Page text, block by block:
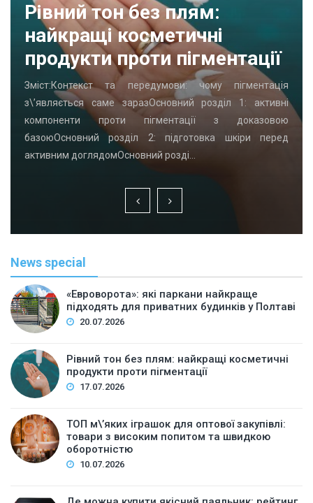
Рівний тон без плям:
найкращі косметичні
продукти проти пігментації
Зміст:Контекст та передумови: чому пігментація
з\’являється саме заразОсновний розділ 1: активні
компоненти проти пігментації з доказовою
базоюОсновний розділ 2: підготовка шкіри перед
активним доглядомОсновний розді…
News special
«Евроворота»: які паркани найкраще
підходять для приватних будинків у Полтаві
20.07.2026
Рівний тон без плям: найкращі косметичні
продукти проти пігментації
17.07.2026
ТОП м\’яких іграшок для оптової закупівлі:
товари з високим попитом та швидкою
оборотністю
10.07.2026